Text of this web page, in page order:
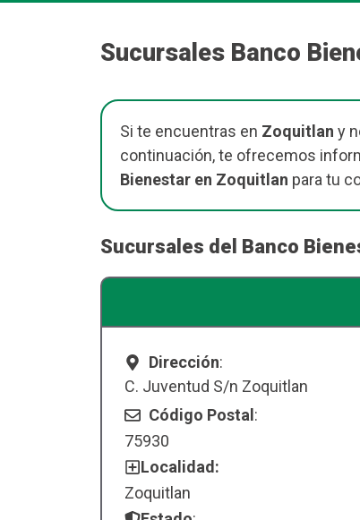
Sucursales Banco
Si te encuentras en Zoquitlan y
continuación, te ofrecemos
Bienestar en Zoquitlan para tu
Sucursales del Banco
Dirección:
C. Juventud S/n Zoquitlan
Código Postal :
75930
Localidad:
Zoquitlan